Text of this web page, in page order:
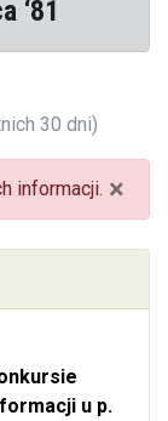
‘81
30 dni)
×
informacji.
u p.